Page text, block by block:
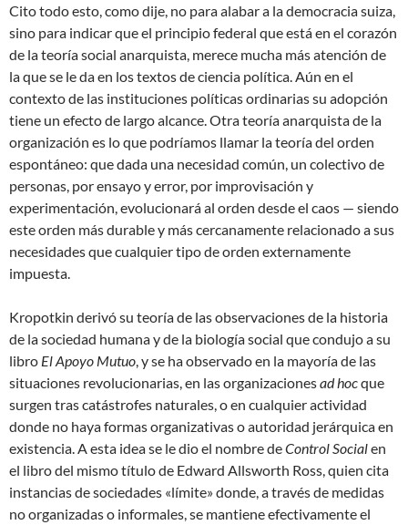
Cito todo esto, como dije, no para alabar a la democracia suiza,
sino para indicar que el principio federal que está en el corazón
de la teoría social anarquista, merece mucha más atención de
la que se le da en los textos de ciencia política. Aún en el
contexto de las instituciones políticas ordinarias su adopción
tiene un efecto de largo alcance. Otra teoría anarquista de la
organización es lo que podríamos llamar la teoría del orden
espontáneo: que dada una necesidad común, un colectivo de
personas, por ensayo y error, por improvisación y
experimentación, evolucionará al orden desde el caos — siendo
este orden más durable y más cercanamente relacionado a sus
necesidades que cualquier tipo de orden externamente
impuesta.
Kropotkin derivó su teoría de las observaciones de la historia
de la sociedad humana y de la biología social que condujo a su
libro El Apoyo Mutuo, y se ha observado en la mayoría de las
situaciones revolucionarias, en las organizacionesad hocque
surgen tras catástrofes naturales, o en cualquier actividad
donde no haya formas organizativas o autoridad jerárquica en
existencia. A esta idea se le dio el nombre deControl Socialen
el libro del mismo título de Edward Allsworth Ross, quien cita
instancias de sociedades «límite» donde, a través de medidas
no organizadas o informales, se mantiene efectivamente el